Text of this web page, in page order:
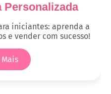
Personalizada
iniciantes: aprenda a
e vender com sucesso!